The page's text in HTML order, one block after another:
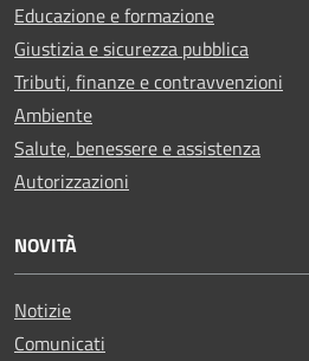
Educazione e formazione
Giustizia e sicurezza pubblica
Tributi, finanze e contravvenzioni
Ambiente
Salute, benessere e assistenza
Autorizzazioni
NOVITÀ
Notizie
Comunicati